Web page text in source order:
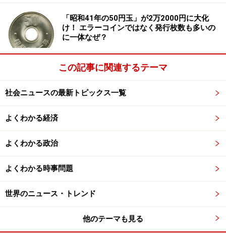
それが情報端末として普及しないのは、その2つの目的
に特化された形の中に、必然性のない技術や用途を詰め
込もうとするからである。
メモリの小型化や液晶技術の高度化、通信モジュールの
小型化など、技術の発展はめざましいが、それらは必ず
しも腕時計が本来持つ機能や用途を高めるものとは限ら
それがなぜ搭載されてしまうのか。
い。
1/3 次のページへ
「昭和41年の50円玉」が2万2000円に大化
け！ エラーコインではなく発行枚数も多いの
に一体なぜ？
この記事に関連するテーマ
社会ニュースの最新トピックス一覧
よくわかる経済
よくわかる政治
よくわかる時事問題
世界のニュース・トレンド
他のテーマも見る